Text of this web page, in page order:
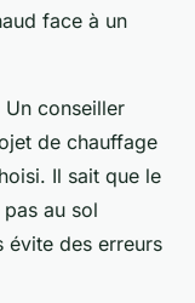
face à un
Un conseiller
de chauffage
Il sait que le
au sol
évite des erreurs